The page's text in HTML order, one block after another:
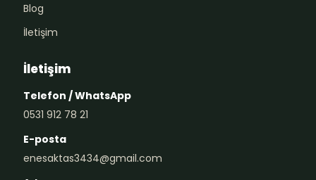
Blog
İletişim
İletişim
Telefon / WhatsApp
0531 912 78 21
E-posta
enesaktas3434@gmail.com